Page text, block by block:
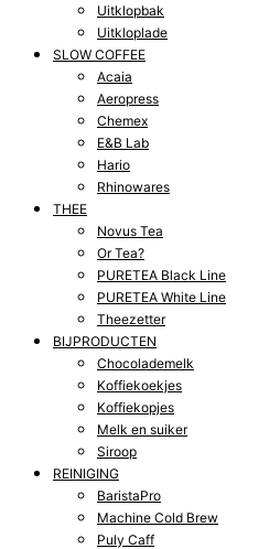
Uitklopbak
Uitkloplade
SLOW COFFEE
Acaia
Aeropress
Chemex
E&B Lab
Hario
Rhinowares
THEE
Novus Tea
Or Tea?
PURETEA Black Line
PURETEA White Line
Theezetter
BIJPRODUCTEN
Chocolademelk
Koffiekoekjes
Koffiekopjes
Melk en suiker
Siroop
REINIGING
BaristaPro
Machine Cold Brew
Puly Caff